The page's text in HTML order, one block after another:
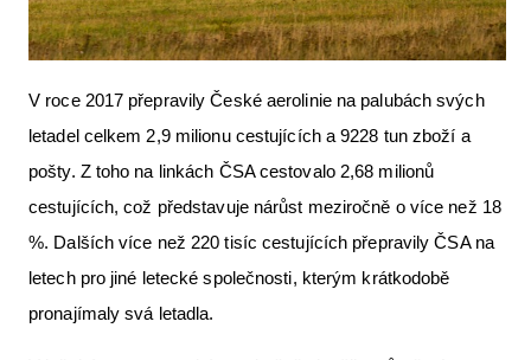
V roce 2017 přepravily České aerolinie na palubách svých
letadel celkem 2,9 milionu cestujících a 9228 tun zboží a
pošty. Z toho na linkách ČSA cestovalo 2,68 milionů
cestujících, což představuje nárůst meziročně o více než 18
%. Dalších více než 220 tisíc cestujících přepravily ČSA na
letech pro jiné letecké společnosti, kterým krátkodobě
pronajímaly svá letadla.